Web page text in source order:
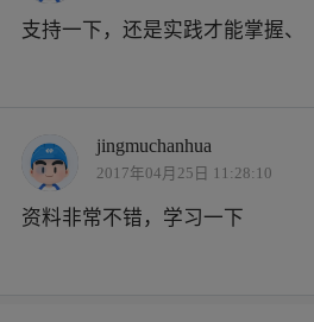
支持一下，还是实践才能掌握、
jingmuchanhua
2017年04月25日 11:28:10
资料非常不错，学习一下